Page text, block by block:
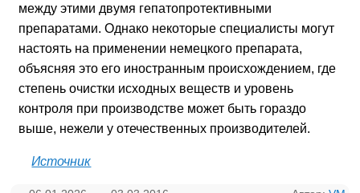
между этими двумя гепатопротективными
препаратами. Однако некоторые специалисты могут
настоять на применении немецкого препарата,
объясняя это его иностранным происхождением, где
степень очистки исходных веществ и уровень
контроля при производстве может быть гораздо
выше, нежели у отечественных производителей.
Источник